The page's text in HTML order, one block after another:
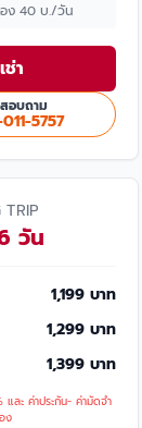
อง 40 บ./วัน
เช่า
อบถาม
5757
TRIP
วัน
1,199 บาท
1,299 บาท
1,399 บาท
และ ค่าประกัน- ค่ามัดจำ
ง